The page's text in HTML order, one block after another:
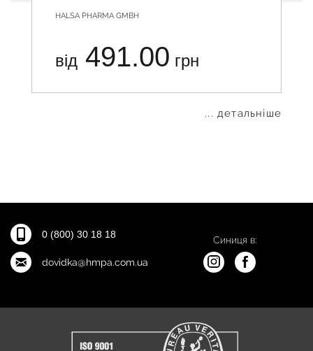
HALSA PHARMA GMBH
від 491.00 грн
... детальніше
0 (800) 30 18 18
dovidka@hmpa.com.ua
Синиця в: